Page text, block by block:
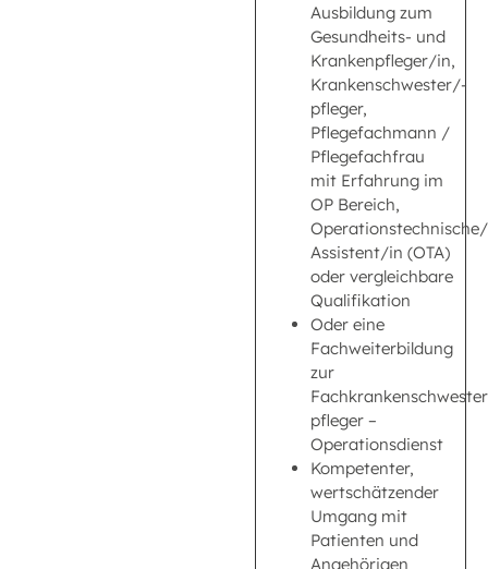
Ausbildung zum
Gesundheits- und
Krankenpfleger/in,
Krankenschwester/-
pfleger,
Pflegefachmann /
Pflegefachfrau
mit Erfahrung im
OP Bereich,
Assistent/in (OTA)
oder vergleichbare
Qualifikation
Oder eine
Fachweiterbildung
zur
pfleger –
Operationsdienst
Kompetenter,
wertschätzender
Umgang mit
Patienten und
Angehörigen